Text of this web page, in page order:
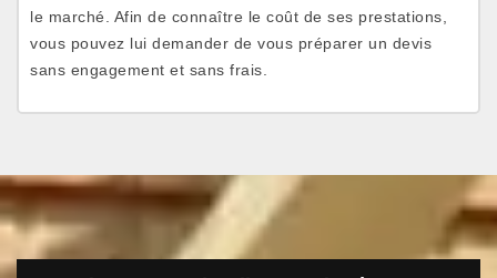
le marché. Afin de connaître le coût de ses prestations,
vous pouvez lui demander de vous préparer un devis
sans engagement et sans frais.